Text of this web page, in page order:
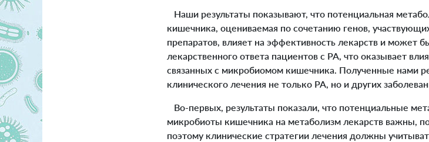
Наши результаты показывают, что потенциальная
кишечника, оцениваемая по сочетанию генов,
препаратов, влияет на эффективность лекарств и может
лекарственного ответа пациентов с РА, что оказывает
связанных с микробиомом кишечника. Полученные нами
клинического лечения не только РА, но и других
Во-первых, результаты показали, что потенциальные
микробиоты кишечника на метаболизм лекарств важны,
поэтому клинические стратегии лечения должны